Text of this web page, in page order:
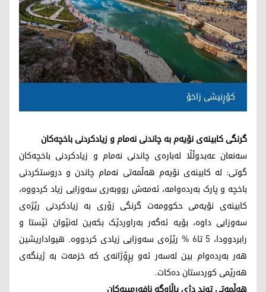
کۆڕنیشی زاخۆ
گرنگی کابینەی نۆیەم بە چاندنی نەمام و زیادکردنی باخچەکان
سەنعان عەبدوڵڵا لەبارەی چاندنی نەمام و زیادکردنی باخچەکان
گوتی: لە کابینەی نۆیەم هەڵمەتی نەمام چاندن و دروستکردنی
باخچە و پارک بەردەوامە، ئەمەش رووبەری سەوزایی زیاد کردووە،
کابینەی نۆیەمی حکوومەت گرنگی زۆری بە زیادکردنی رێژەی
سەوزایی داوە، بۆیە ئەگەر بەراوردێک بکەین لەنێوان ئێستا و
رابردوودا، 5 تا6 % رێژەی سەوزایی زیادی کردووە. هیواداریشین
هەر بەردەوام بین لەسەر ئەو پڕۆژانەی کە خزمەت بە ژینگەی
هەرێمی کوردستان دەکات.